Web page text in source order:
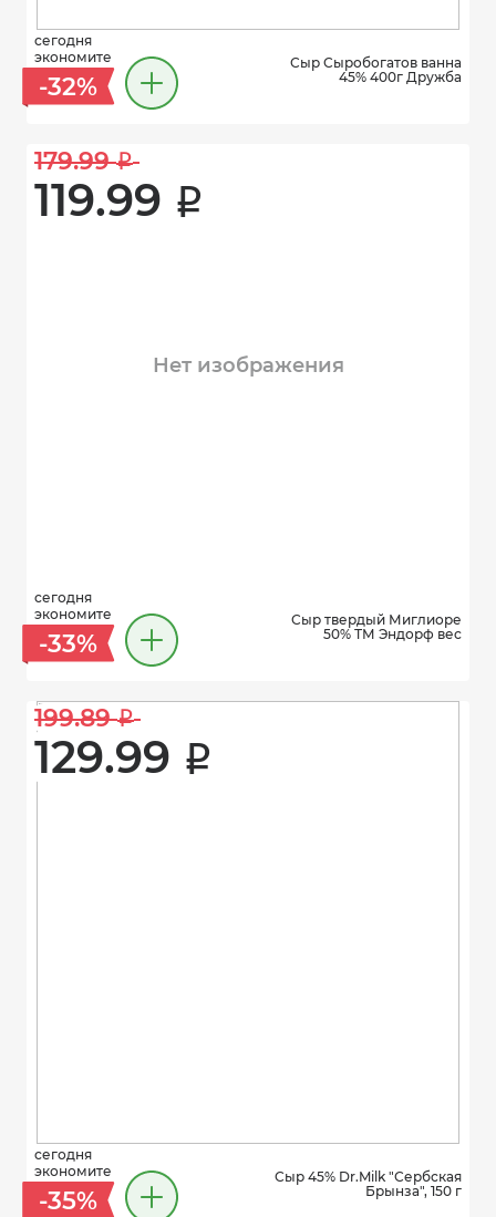
сегодня
экономите
-32%
Сыр Сыробогатов ванна
45% 400г Дружба
179.99 i
119.99 i
Нет изображения
сегодня
экономите
-33%
Сыр твердый Миглиоре
50% ТМ Эндорф вес
199.89 i
129.99 i
сегодня
экономите
-35%
Сыр 45% Dr.Milk "Сербская
Брынза", 150 г